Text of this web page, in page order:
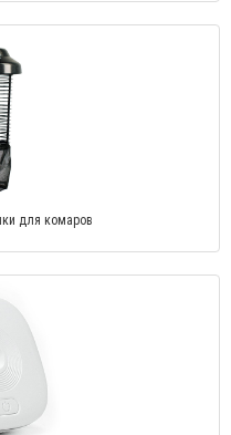
для комаров